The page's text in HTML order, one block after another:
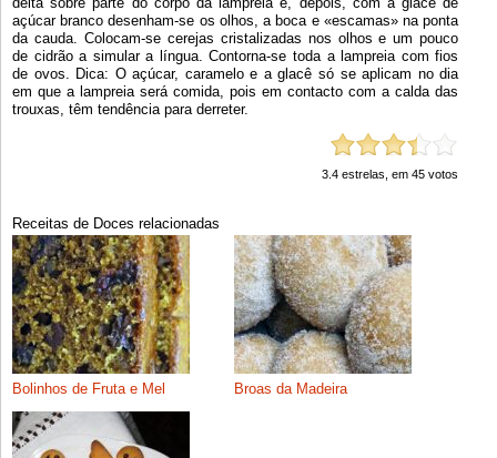
açúcar branco desenham-se os olhos, a boca e «escamas» na ponta
da cauda. Colocam-se cerejas cristalizadas nos olhos e um pouco
de cidrão a simular a língua. Contorna-se toda a lampreia com fios
de ovos. Dica: O açúcar, caramelo e a glacê só se aplicam no dia
em que a lampreia será comida, pois em contacto com a calda das
trouxas, têm tendência para derreter.
3.4 estrelas, em45 votos
Receitas de Doces relacionadas
Bolinhos de Fruta e Mel Broas da Madeira